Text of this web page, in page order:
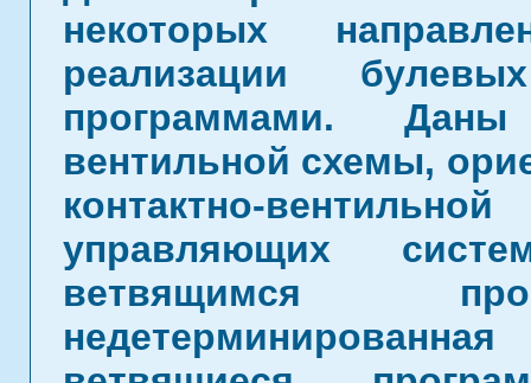
некоторых
реализации
программами. Даны
вентильной схемы,
контактно-
управляющих
ветвящимся